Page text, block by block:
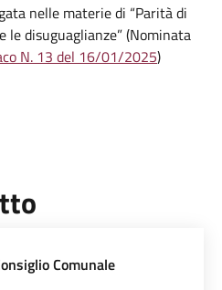
nelle materie di “Parità di
le disuguaglianze” (Nominata
N. 13 del 16/01/2025)
Comunale